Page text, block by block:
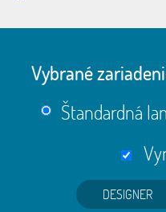
Vybrané
Štandardná
DESIGNER